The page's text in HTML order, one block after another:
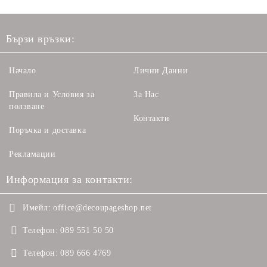
Бързи връзки:
Начало
Правила и Условия за
ползване
Поръчка и доставка
Рекламации
Лични Данни
За Нас
Контакти
Информация за контакти:
Имейл: office@decoupageshop.net
Телефон: 089 551 50 50
Телефон: 089 666 4769